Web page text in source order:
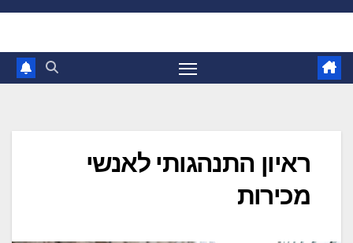
Skip
content
ראיון התנהגותי לאנשי
מכירות